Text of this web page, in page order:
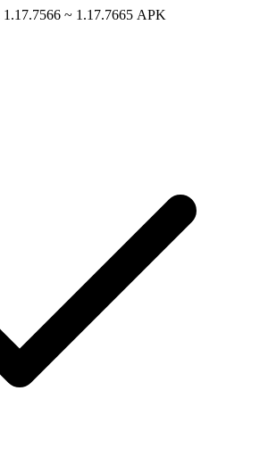
~ 1.17.7665 APK